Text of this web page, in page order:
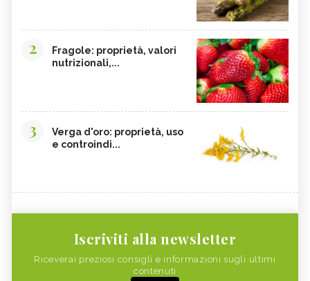
2
Fragole: proprietà, valori
nutrizionali,...
3
Verga d'oro: proprietà, uso
e controindi...
Iscriviti alla newsletter
Riceverai preziosi consigli e informazioni sugli ultimi
contenuti